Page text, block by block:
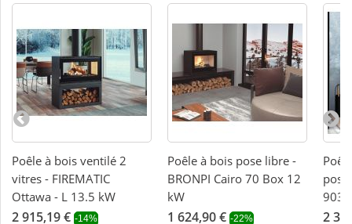
Poêle à bois ventilé 2
vitres - FIREMATIC
Ottawa - L 13.5 kW
2 915,19 € -14%
Poêle à bois pose libre -
BRONPI Cairo 70 Box 12
kW
1 624,90 € -22% 2